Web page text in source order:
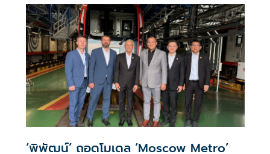
‘พิพัฒน์’ ถอดโมเดล ‘Moscow Metro’